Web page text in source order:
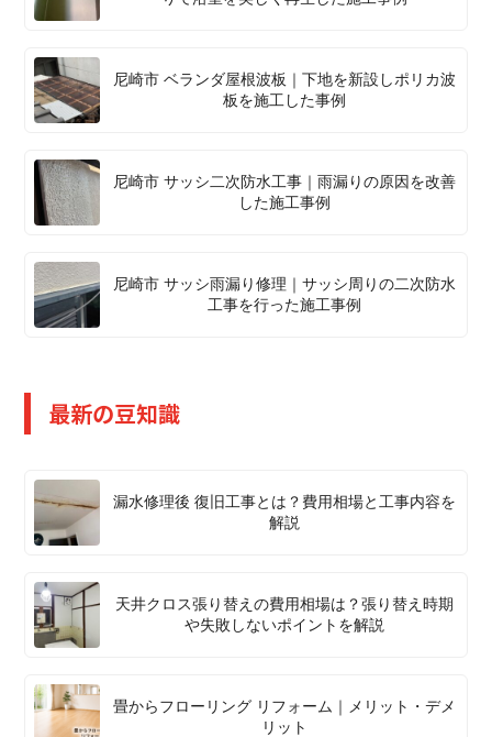
尼崎市 ベランダ屋根波板｜下地を新設しポリカ波
板を施工した事例
尼崎市 サッシ二次防水工事｜雨漏りの原因を改善
した施工事例
尼崎市 サッシ雨漏り修理｜サッシ周りの二次防水
工事を行った施工事例
最新の豆知識
漏水修理後 復旧工事とは？費用相場と工事内容を
解説
天井クロス張り替えの費用相場は？張り替え時期
や失敗しないポイントを解説
畳からフローリング リフォーム｜メリット・デメ
リット